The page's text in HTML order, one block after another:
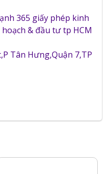
365 giấy phép kinh
& đầu tư tp HCM
Tân Hưng,Quận 7,TP